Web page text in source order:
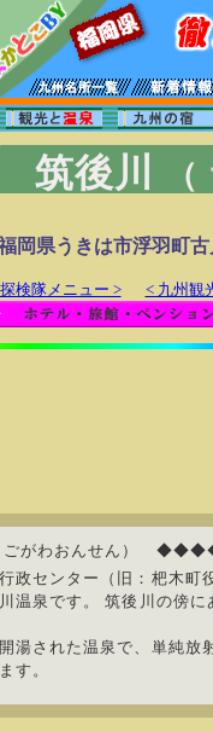
筑後川
岡県うきは市浮羽町古
検隊メニュー > < 九州観
がわおんせん）
政センター（旧：杷木町
温泉です。 筑後川の傍
湯された温泉で、単純
す。